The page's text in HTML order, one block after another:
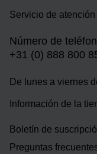
Servicio de
Número de
+31 (0) 888 800
De lunes a viernes
Información de la
Boletín de
Preguntas